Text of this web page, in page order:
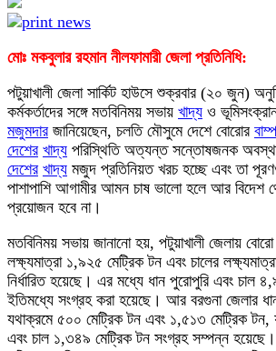
মোঃ মকবুলার রহমান নীলফামারী জেলা প্রতিনিধি:
পটুয়াখালী জেলা সার্কিট হাউসে শুক্রবার (২০ জুন)
কর্মকর্তাদের সঙ্গে মতবিনিময় সভায় খাদ্য ও
মজুমদারজানিয়েছেন, চলতি মৌসুমে দেশে বোরোর
দেশের খাদ্য পরিস্থিতি অত্যন্ত সন্তোষজনক
দেশের খাদ্য মজুদ প্রতিনিয়ত খরচ হচ্ছে এবং তা
পাশাপাশি আগামীর আমন চাষ ভালো হলে আর বিদেশ
প্রয়োজন হবে না।
মতবিনিময় সভায় জানানো হয়, পটুয়াখালী জেলায়
লক্ষ্যমাত্রা ১,৯২৫ মেট্রিক টন এবং চালের
নির্ধারিত হয়েছে। এর মধ্যে ধান পুরোপুরি এবং চাল
ইতিমধ্যে সংগ্রহ করা হয়েছে। আর বরগুনা জেলার
যথাক্রমে ৫০০ মেট্রিক টন এবং ১,৫১৩ মেট্রিক টন,
এবং চাল ১,৩৪৯ মেট্রিক টন সংগ্রহ সম্পন্ন হয়েছে।